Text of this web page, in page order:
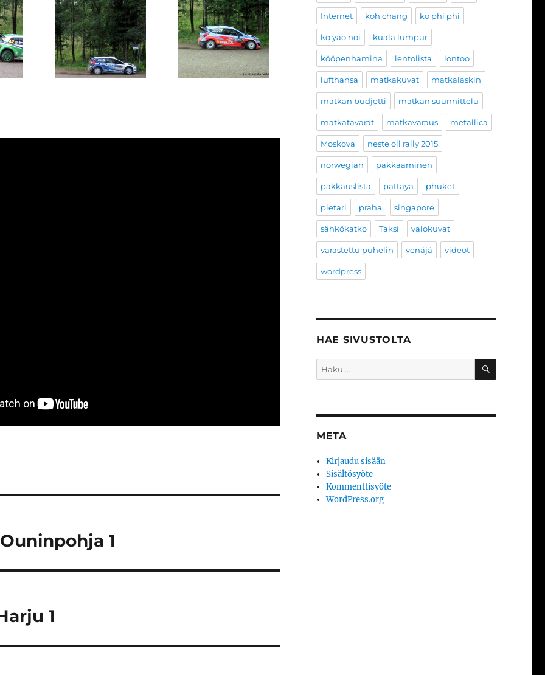
1
1
Internet koh chang ko phi phi
ko yao noi kuala lumpur
kööpenhamina lentolista lontoo
lufthansa matkakuvat matkalaskin
matkan budjetti matkan suunnittelu
matkatavarat matkavaraus metallica
Moskova neste oil rally 2015
norwegian pakkaaminen
pakkauslista pattaya phuket
pietari praha singapore
sähkökatko Taksi valokuvat
varastettu puhelin venäjä videot
wordpress
HAE SIVUSTOLTA
Etsi: HAKU
META
Kirjaudu sisään
Sisältösyöte
Kommenttisyöte
WordPress.org